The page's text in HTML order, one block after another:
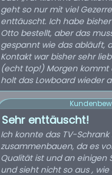
geht so nur mit viel
enttäuscht. Ich habe
Otto bestellt, aber das
gespannt wie das abläuft,
Kontakt war bisher sehr
(echt top!) Morgen kommt
holt das Lowboard wieder
Sehr enttäuscht!
Ich konnte das TV-
zusammenbauen, da es
Qualität ist und an einigen
und sieht nicht so aus ,